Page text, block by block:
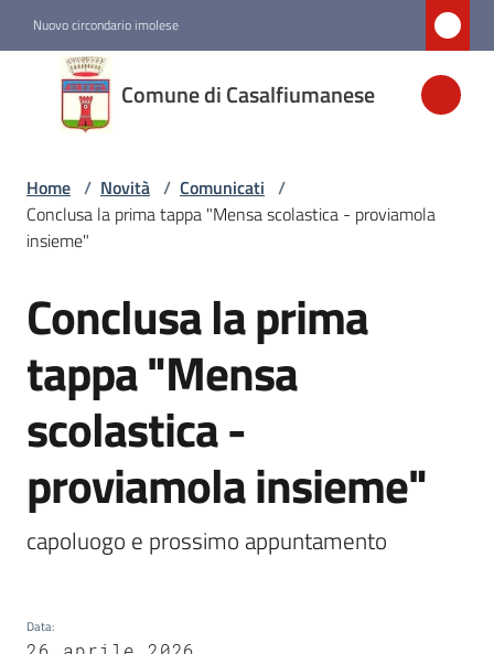
Nuovo circondario imolese
Comune di Casalfiumanese
Comune di
Casalfiumanese
Amministrazione
Vivere
Casalfiumanese
Servizi
Home / Novità / Comunicati /
Conclusa la prima tappa "Mensa scolastica - proviamola
insieme"
Salta al contenuto
Conclusa la prima
tappa "Mensa
scolastica -
proviamola insieme"
capoluogo e prossimo appuntamento
Data: